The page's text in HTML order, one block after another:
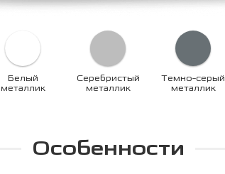
Белый
металлик
Серебристый
металлик
Темно-серый
металлик
Особенности